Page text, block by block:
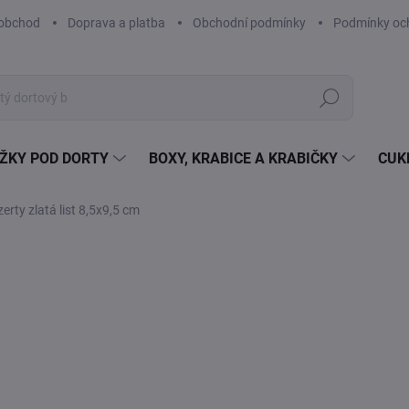
Doprava a platba Obchodní podmínky Podmínky
Hledat
POD DORTY BOXY, KRABICE A KRABIČKY
zlatá list 8,5x9,5 cm